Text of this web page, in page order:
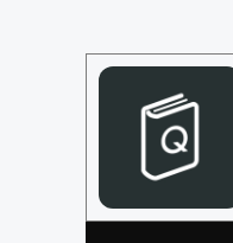
問題の
審査に
決定に
編集ガイドライン